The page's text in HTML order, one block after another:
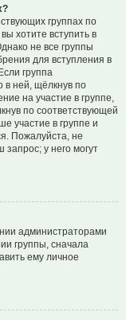
группах по
хотите вступить в
не все группы
для вступления в
группа
в ней, щёлкнув по
на участие в группе,
по соответствующей
участие в группе и
Пожалуйста, не
у него могут
администраторами
группы, сначала
ему личное